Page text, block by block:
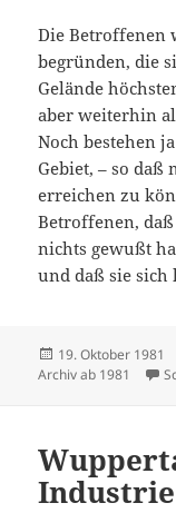
Die Betroffenen
begründen, die
Gelände höch
aber weiterhin
Noch bestehen
Gebiet,– so daß
erreichen zu
Betroffenen,
nichts gewußt
und daß sie
Veröffentlicht
am
19. Oktober 1981
Archiv ab 1981
Industrie